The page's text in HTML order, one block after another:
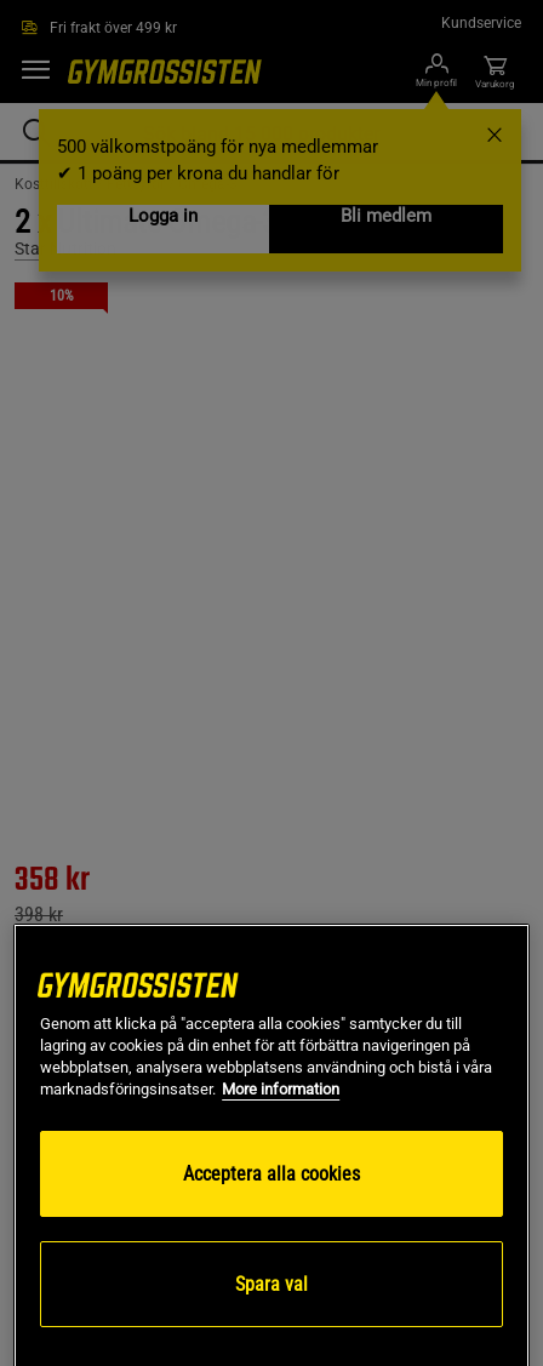
Fri frakt över 499 kr Kundservice
Min profil
500 välkomstpoäng för nya medlemmar
✔ 1 poäng per krona du handlar för
Logga in
Bli medlem
Varukorg
Kosttillskott /Fettsyror / Omega-3
2 x Ultimate Omega-3 80% 90 kapslar
Star Nutrition
10%
358 kr
398 kr
1x Ultimate Omega-3 80% 90 kapslar, OS
1x Ultimate Omega-3 80% 90 kapslar, OS
Lägg i varukorgen
Genom att klicka på "acceptera alla cookies" samtycker du till
lagring av cookies på din enhet för att förbättra navigeringen på
webbplatsen, analysera webbplatsens användning och bistå i våra
marknadsföringsinsatser. More information
Acceptera alla cookies
Spara val